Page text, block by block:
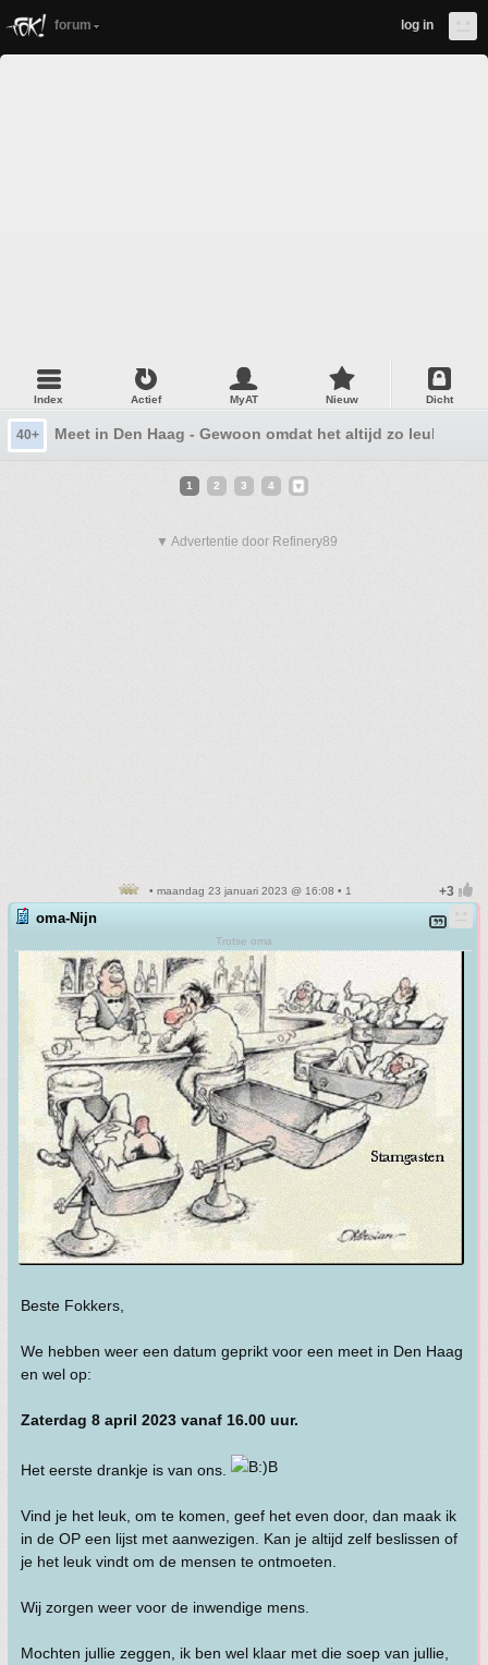
forum log in
Index Actief MyAT Nieuw Dicht
40+ Meet in Den Haag - Gewoon omdat het altijd zo leuk is
1 2 3 4
▼ Advertentie door Refinery89
• maandag 23 januari 2023 @ 16:08 • 1
oma-Nijn
Trotse oma
Beste Fokkers,
We hebben weer een datum geprikt voor een meet in Den Haag
en wel op:
Zaterdag 8 april 2023 vanaf 16.00 uur.
Het eerste drankje is van ons.
Vind je het leuk, om te komen, geef het even door, dan maak ik
in de OP een lijst met aanwezigen. Kan je altijd zelf beslissen of
je het leuk vindt om de mensen te ontmoeten.
Wij zorgen weer voor de inwendige mens.
Mochten jullie zeggen, ik ben wel klaar met die soep van jullie,